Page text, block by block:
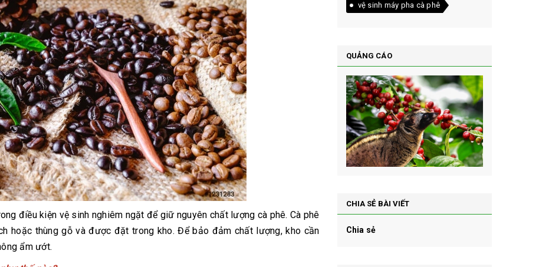
điều kiện vệ sinh nghiêm ngặt để giữ nguyên chất lượng cà phê. Cà phê
hoặc thùng gỗ và được đặt trong kho. Để bảo đảm chất lượng, kho cần
ẩm ướt.
vệ sinh máy pha cà phê
QUẢNG CÁO
CHIA SẺ BÀI VIẾT
Chia sẻ